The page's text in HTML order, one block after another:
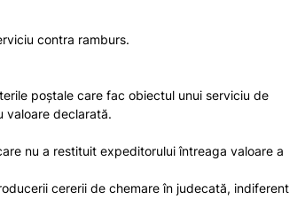
contra ramburs.
poştale care fac obiectul unui serviciu de
valoare declarată.
nu a restituit expeditorului întreaga valoare a
cererii de chemare în judecată, indiferent